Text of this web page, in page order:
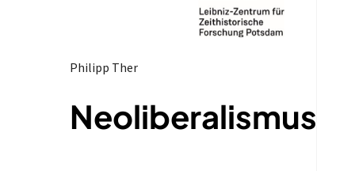
Philipp Ther
Neoliberalismus